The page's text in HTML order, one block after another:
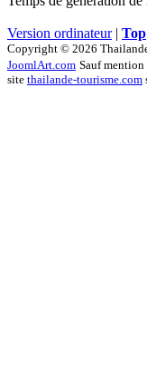
Version ordinateur| Top
Copyright © 2026
JoomlArt.com Sauf mention
site thailande-tourisme.com